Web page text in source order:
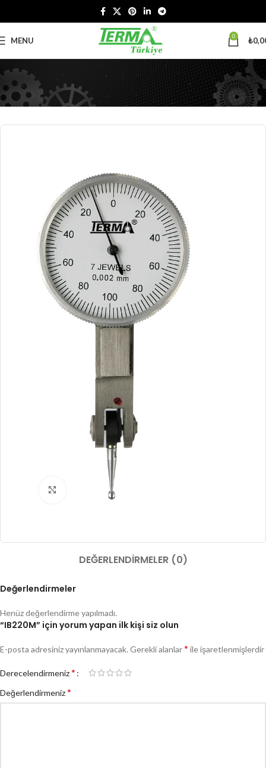
MENU 0 ₺
Büyütmek için tıklayın
DEĞERLENDIRMELER (0)
Değerlendirmeler
Henüz değerlendirme yapılmadı.
“IB220M” için yorum yapan ilk kişi siz olun
E-posta adresiniz yayınlanmayacak. Gerekli alanlar* ile işaretlenmişlerdir
Derecelendirmeniz*
Değerlendirmeniz*